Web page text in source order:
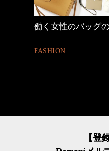
【ワーママのきれい
【登